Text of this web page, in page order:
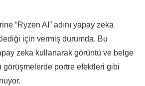
“Ryzen AI” adını yapay zeka
için vermiş durumda. Bu
zeka kullanarak görüntü ve belge
görüşmelerde portre efektleri gibi